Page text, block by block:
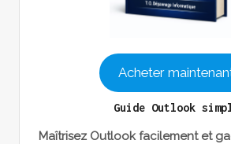
Acheter
Guide Outlook
Maîtrisez Outlook facilement et